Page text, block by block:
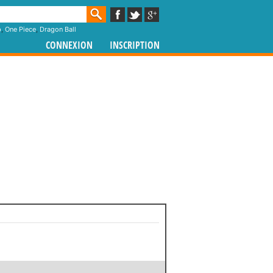
, One Piece, Dragon Ball
CONNEXION INSCRIPTION